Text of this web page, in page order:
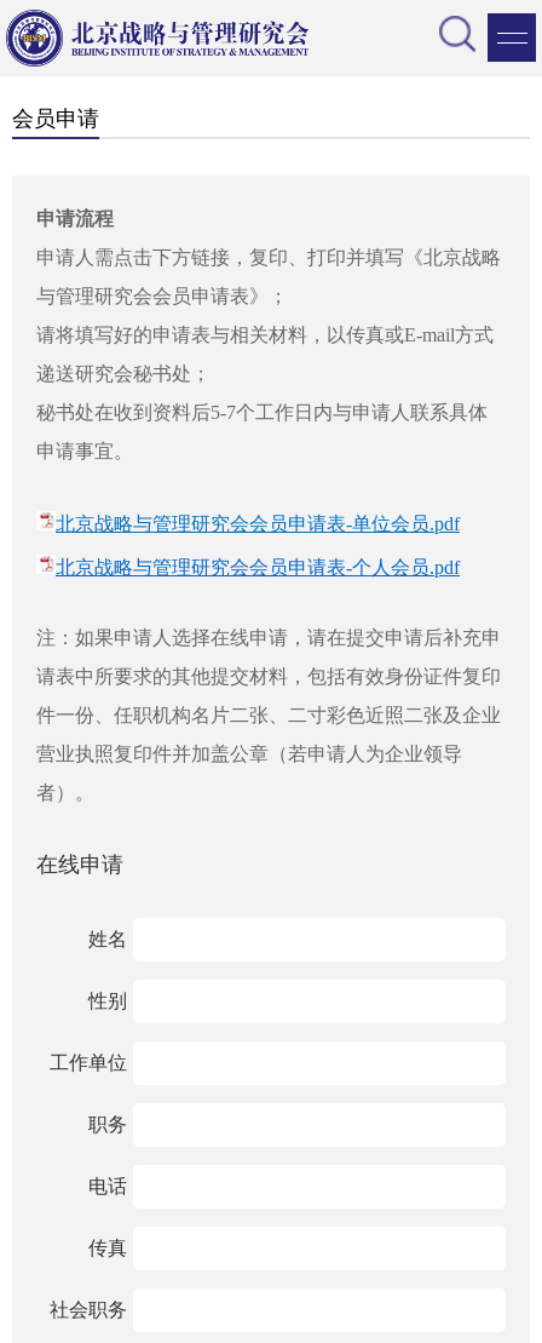
会员申请
申请流程
申请人需点击下方链接，复印、打印并填写《北京战略
与管理研究会会员申请表》；
请将填写好的申请表与相关材料，以传真或E-mail方式
递送研究会秘书处；
秘书处在收到资料后5-7个工作日内与申请人联系具体
申请事宜。
北京战略与管理研究会会员申请表-单位会员.pdf
北京战略与管理研究会会员申请表-个人会员.pdf
注：如果申请人选择在线申请，请在提交申请后补充申
请表中所要求的其他提交材料，包括有效身份证件复印
件一份、任职机构名片二张、二寸彩色近照二张及企业
营业执照复印件并加盖公章（若申请人为企业领导
者）。
在线申请
姓名
性别
工作单位
职务
电话
传真
社会职务